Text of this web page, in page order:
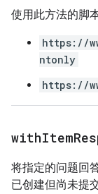
使用此方法的脚
https://
ntonly
https://
将指定的问题回
已创建但尚未提